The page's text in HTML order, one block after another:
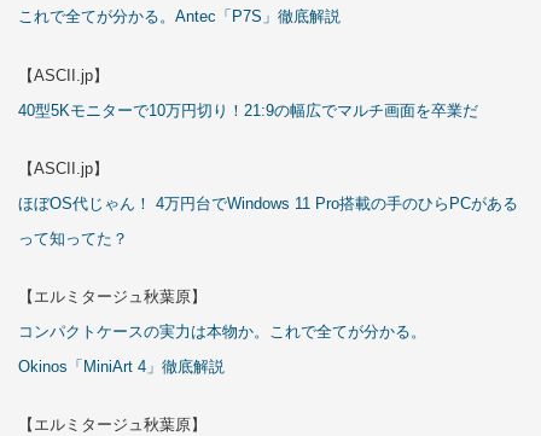
これで全てが分かる。Antec「P7S」徹底解説
【ASCII.jp】
40型5Kモニターで10万円切り！21:9の幅広でマルチ画面を卒業だ
【ASCII.jp】
ほぼOS代じゃん！ 4万円台でWindows 11 Pro搭載の手のひらPCがある
って知ってた？
【エルミタージュ秋葉原】
コンパクトケースの実力は本物か。これで全てが分かる。
Okinos「MiniArt 4」徹底解説
【エルミタージュ秋葉原】